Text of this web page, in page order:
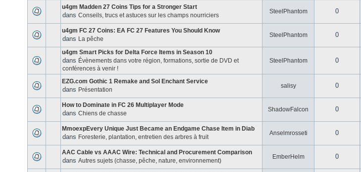
u4gm Madden 27 Coins Tips for a Stronger Start
dans Conseils, trucs et astuces sur les champs nourriciers
SteelPhantom 0
u4gm FC 27 Coins: EA FC 27 Features You Should Know
dans La pêche
SteelPhantom 0
u4gm Smart Picks for Delta Force Items in Season 10
dans Évènements dans votre région, formations, sortie de DVD et
conférences à venir !
SteelPhantom 0
EZG.com Gothic 1 Remake and Sol Enchant Service
dans Présentation
salisy 0
How to Dominate in FC 26 Multiplayer Mode
dans Chiens de chasse
ShadowFalcon 0
MmoexpEvery Unique Just Became an Endgame Chase Item in Diab
dans Foresterie, plantation, entretien des arbres à fruit
Anselmrosseti 0
AAC Cable vs AAAC Wire: Technical and Procurement Comparison
dans Autres sujets (chasse, pêche, nature, environnement)
EmberHelm 0